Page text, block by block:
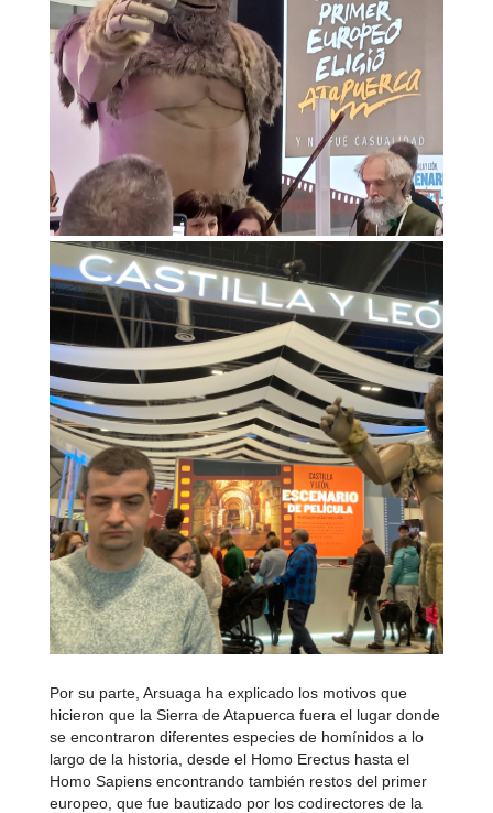
Por su parte, Arsuaga ha explicado los motivos que
hicieron que la Sierra de Atapuerca fuera el lugar donde
se encontraron diferentes especies de homínidos a lo
largo de la historia, desde el Homo Erectus hasta el
Homo Sapiens encontrando también restos del primer
europeo, que fue bautizado por los codirectores de la